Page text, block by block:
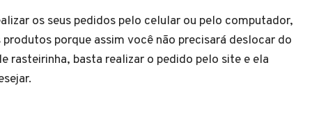
os seus pedidos pelo celular ou pelo computador,
porque assim você não precisará deslocar do
rasteirinha, basta realizar o pedido pelo site e ela